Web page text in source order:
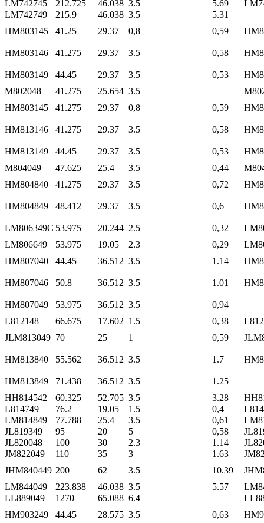
LM742745
212.725 46.038 3.5 5.69
LM742749
215.9 46.038 3.5
5.31
HM803145
41.25 29.37 0,8 0,59
HM803146 41.275 29.37 3.5 0,58
HM803149 44.45 29.37 3.5 0,53
M802048
41.275 25.654 3.5
HM803145
41.275 29.37 0,8 0,59
HM813146 41.275 29.37 3.5 0,58
HM813149 44.45 29.37 3.5 0,53
M804049
47.625 25.4 3.5 0,44
HM804840
41.275 29.37 3.5 0,72
HM804849 48.412 29.37 3.5 0,6
LM806349C 53.975 20.244 2.5 0,32
LM806649
53.975 19.05 2.3 0,29
HM807040
44.45 36.512 3.5 1.14
HM807046 50.8 36.512 3.5 1.01
HM807049 53.975 36.512 3.5
0,94
L812148
66.675 17.602 1.5 0,38
JLM813049 70 25 1 0,59
HM813840 55.562 36.512 3.5 1.7
HM813849 71.438 36.512 3.5
1.25
HH814542
60.325 52.705 3.5 3.28
L814749
76.2 19.05 1.5 0,4
LM814849
77.788 25.4 3.5 0,61
JL819349
95 20 5 0,58
JL820048
100 30 2.3 1.14
JM822049
110 35 3 1.63
JHM840449 200 62 3.5 10.39
LM844049
223.838 46.038 3.5 5.57
LL889049
1270 65.088 6.4
HM903249
44.45 28.575 3.5 0,63